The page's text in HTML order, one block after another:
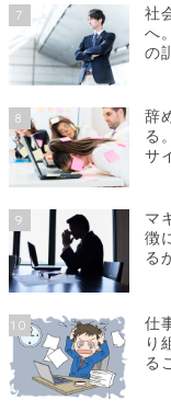
7
社
へ
の
8
辞
る
サ
9
マ
徴
る
10
仕
り
る